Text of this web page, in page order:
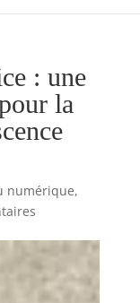
: une
la
numérique,